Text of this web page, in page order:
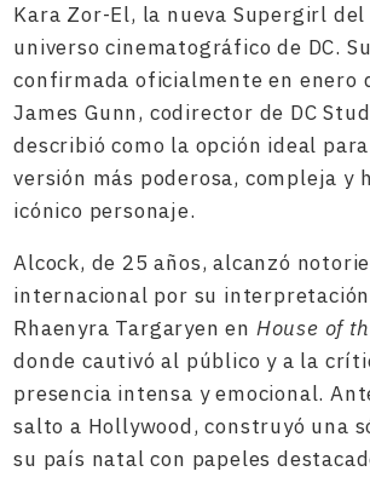
Kara Zor-El, la nueva Supergirl del
universo cinematográfico de DC.
confirmada oficialmente en enero
James Gunn, codirector de DC
describió como la opción ideal
versión más poderosa, compleja y
icónico personaje.
Alcock, de 25 años, alcanzó
internacional por su
Rhaenyra Targaryen en House of
donde cautivó al público y a la
presencia intensa y emocional.
salto a Hollywood, construyó una
su país natal con papeles